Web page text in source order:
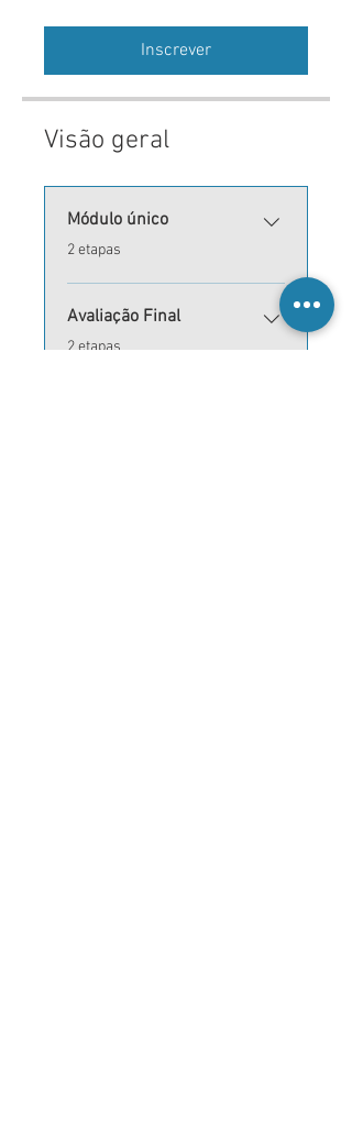
Inscrever
Visão geral
Módulo único
.2 etapas
Avaliação Final
.
2 etapas